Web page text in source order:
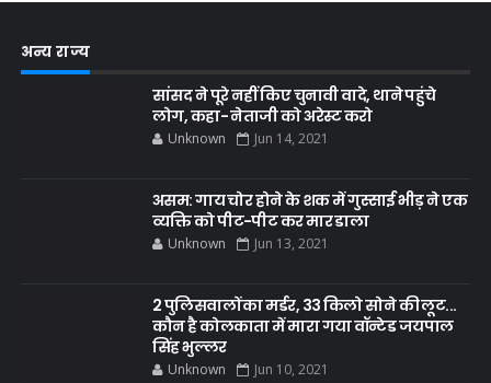
अन्य राज्य
सांसद ने पूरे नहीं किए चुनावी वादे, थाने पहुंचे
लोग, कहा- नेताजी को अरेस्ट करो
Unknown Jun 14, 2021
असम: गाय चोर होने के शक में गुस्साई भीड़ ने एक
व्यक्ति को पीट-पीट कर मार डाला
Unknown Jun 13, 2021
2 पुलिसवालों का मर्डर, 33 किलो सोने की लूट...
कौन है कोलकाता में मारा गया वॉन्टेड जयपाल
सिंह भुल्लर
Unknown Jun 10, 2021